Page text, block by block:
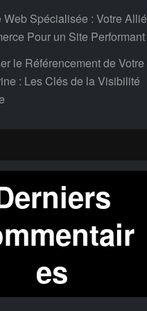
Web Spécialisée : Votre Allié
Pour un Site Performant
le Référencement de Votre
: Les Clés de la Visibilité
es